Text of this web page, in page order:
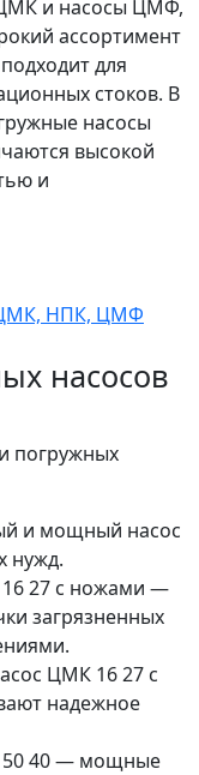
и насосы ЦМФ,
ассортимент
для
стоков. В
насосы
высокой
и
насосов
погружных
и мощный насос
нужд.
27 с ножами —
загрязненных
ЦМК 16 27 с
надежное
50 40 — мощные